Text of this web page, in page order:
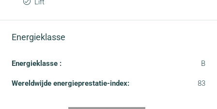
Lift
Energieklasse
Energieklasse : B
Wereldwijde energieprestatie-index: 83